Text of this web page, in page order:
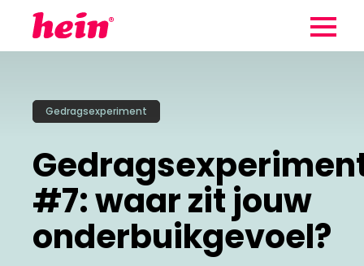
Zo werkt hein
Aan de slag
Klantverhalen
Blog
Gedragsexperiment
#7: waar zit jouw
onderbuikgevoel?
gebruik van
Cookies helpen ons begrijpen hoe
je de website gebruikt. Zo kunnen
we steeds verbeteren. Wil je
meer weten?